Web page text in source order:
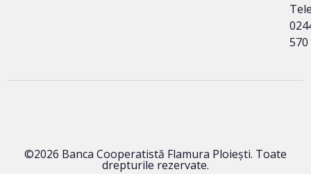
570
©2026 Banca Cooperatistă Flamura Ploieşti. Toate
drepturile rezervate.